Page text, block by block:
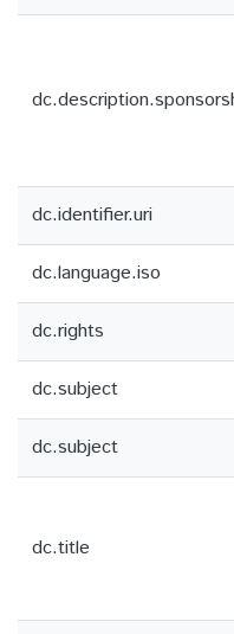
dc.identifier.uri
dc.language.iso
dc.rights
dc.subject
dc.subject
dc.title